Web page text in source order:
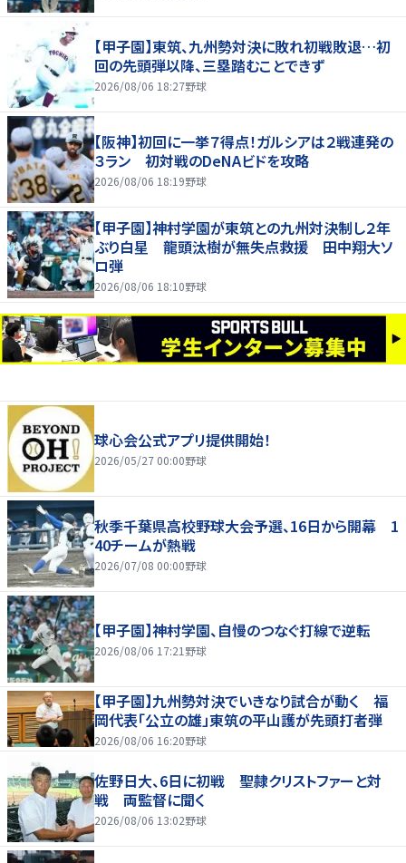
【甲子園】東筑、九州勢対決に敗れ初戦敗退…初
回の先頭弾以降、三塁踏むことできず
2026/08/06 18:27野球
【阪神】初回に一挙７得点！ガルシアは２戦連発の
３ラン 初対戦のDeNAビドを攻略
2026/08/06 18:19野球
【甲子園】神村学園が東筑との九州対決制し２年
ぶり白星 龍頭汰樹が無失点救援 田中翔大ソ
ロ弾
2026/08/06 18:10野球
球心会公式アプリ提供開始！
2026/05/27 00:00野球
秋季千葉県高校野球大会予選、16日から開幕 1
40チームが熱戦
2026/07/08 00:00野球
【甲子園】神村学園、自慢のつなぐ打線で逆転
2026/08/06 17:21 野球
【甲子園】九州勢対決でいきなり試合が動く 福
岡代表「公立の雄」東筑の平山護が先頭打者弾
2026/08/06 16:20野球
佐野日大、6日に初戦 聖隷クリストファーと対
戦 両監督に聞く
2026/08/06 13:02野球